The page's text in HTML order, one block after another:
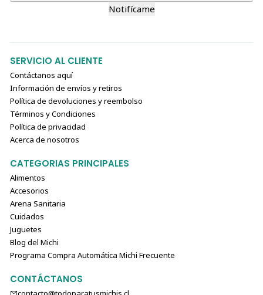
Notifícame
SERVICIO AL CLIENTE
Contáctanos aquí
Información de envíos y retiros
Política de devoluciones y reembolso
Términos y Condiciones
Política de privacidad
Acerca de nosotros
CATEGORIAS PRINCIPALES
Alimentos
Accesorios
Arena Sanitaria
Cuidados
Juguetes
Blog del Michi
Programa Compra Automática Michi Frecuente
CONTÁCTANOS